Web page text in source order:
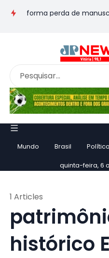
transforma perda de
Mundo Brasil Política
quinta-feira, 6
histórico
1 Articles